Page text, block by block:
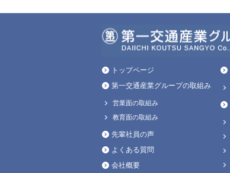
トップページ
第一交通産業グループの取組み
営業面の取組み
教育面の取組み
先輩社員の声
よくある質問
会社概要